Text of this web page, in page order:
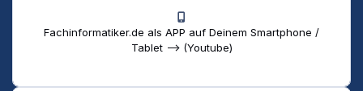
Fachinformatiker.de als APP auf Deinem Smartphone /
Tablet --> (Youtube)